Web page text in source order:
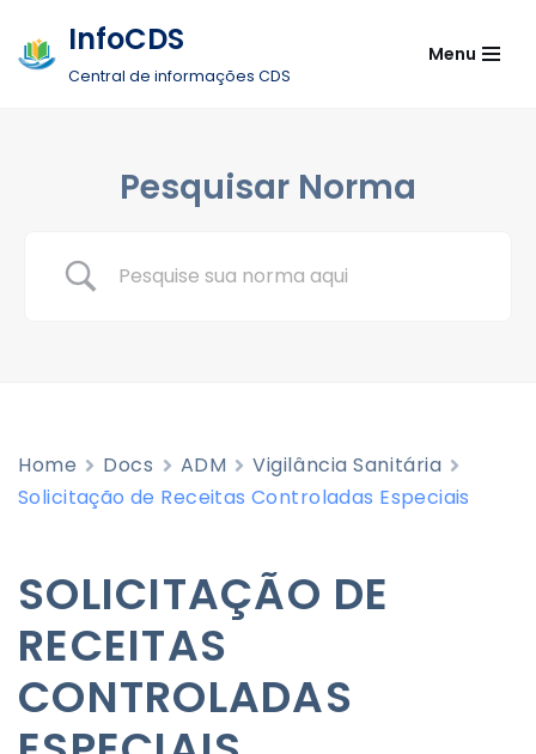
Pular
InfoCDS
Central de informações CDS
Menu
Pesquisar Norma
Home Docs ADM
Vigilância Sanitária
Solicitação de Receitas Controladas Especiais
SOLICITAÇÃO DE
RECEITAS
CONTROLADAS